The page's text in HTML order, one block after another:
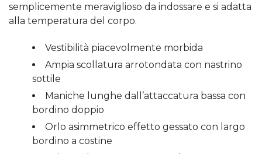
semplicemente meraviglioso da indossare e si adatta
alla temperatura del corpo.
Vestibilità piacevolmente morbida
Ampia scollatura arrotondata con nastrino
sottile
Maniche lunghe dall’attaccatura bassa con
bordino doppio
Orlo asimmetrico effetto gessato con largo
bordino a costine